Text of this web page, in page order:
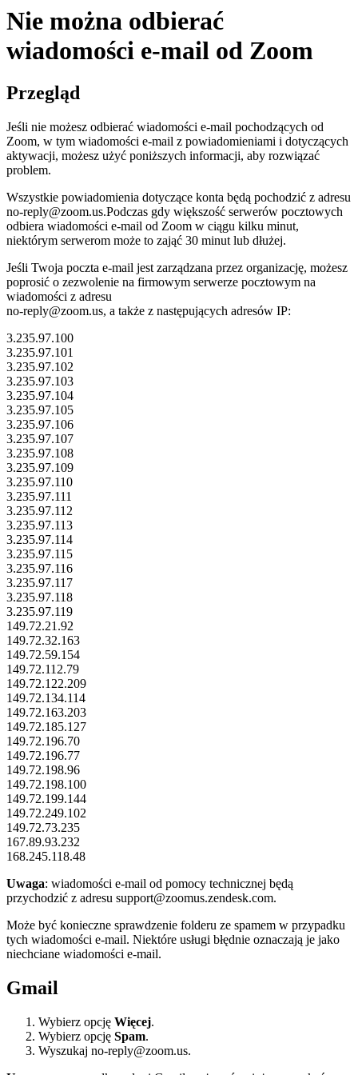
Nie można odbierać
wiadomości e-mail od Zoom
Przegląd
Jeśli nie możesz odbierać wiadomości e-mail pochodzących od
Zoom, w tym wiadomości e-mail z powiadomieniami i dotyczących
aktywacji, możesz użyć poniższych informacji, aby rozwiązać
problem.
Wszystkie powiadomienia dotyczące konta będą pochodzić z adresu
no-reply@zoom.us.Podczas gdy większość serwerów pocztowych
odbiera wiadomości e-mail od Zoom w ciągu kilku minut,
niektórym serwerom może to zająć 30 minut lub dłużej.
Jeśli Twoja poczta e-mail jest zarządzana przez organizację, możesz
poprosić o zezwolenie na firmowym serwerze pocztowym na
wiadomości z adresu
no-reply@zoom.us, a także z następujących adresów IP:
3.235.97.100
3.235.97.101
3.235.97.102
3.235.97.103
3.235.97.104
3.235.97.105
3.235.97.106
3.235.97.107
3.235.97.108
3.235.97.109
3.235.97.110
3.235.97.111
3.235.97.112
3.235.97.113
3.235.97.114
3.235.97.115
3.235.97.116
3.235.97.117
3.235.97.118
3.235.97.119
149.72.21.92
149.72.32.163
149.72.59.154
149.72.112.79
149.72.122.209
149.72.134.114
149.72.163.203
149.72.185.127
149.72.196.70
149.72.196.77
149.72.198.96
149.72.198.100
149.72.199.144
149.72.249.102
149.72.73.235
167.89.93.232
168.245.118.48
Uwaga: wiadomości e-mail od pomocy technicznej będą
przychodzić z adresu support@zoomus.zendesk.com.
Może być konieczne sprawdzenie folderu ze spamem w przypadku
tych wiadomości e-mail. Niektóre usługi błędnie oznaczają je jako
niechciane wiadomości e-mail.
Gmail
Wybierz opcję Więcej.
Wybierz opcję Spam.
Wyszukaj no-reply@zoom.us.